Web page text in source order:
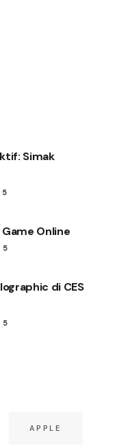
Simak
Online
di CES
APPLE